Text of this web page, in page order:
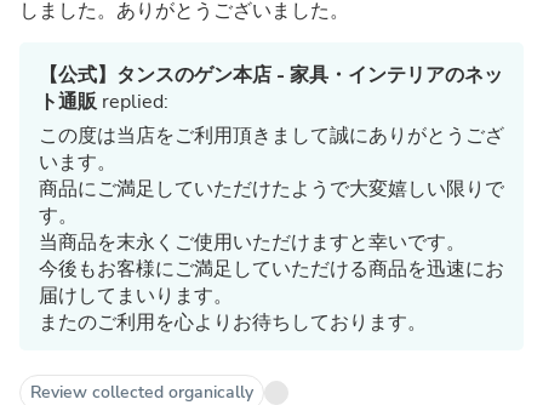
しました。ありがとうございました。
【公式】タンスのゲン本店 - 家具・インテリアのネッ
ト通販replied:
この度は当店をご利用頂きまして誠にありがとうござ
います。
商品にご満足していただけたようで大変嬉しい限りで
す。
当商品を末永くご使用いただけますと幸いです。
今後もお客様にご満足していただける商品を迅速にお
届けしてまいります。
またのご利用を心よりお待ちしております。
Review collected organically